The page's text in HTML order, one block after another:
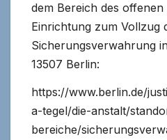
dem Bereich des
Einrichtung zum Vollzug
Sicherungsverwahrung
13507 Berlin:
https://www.berlin.de/
a-tegel/die-anstalt/
bereiche/